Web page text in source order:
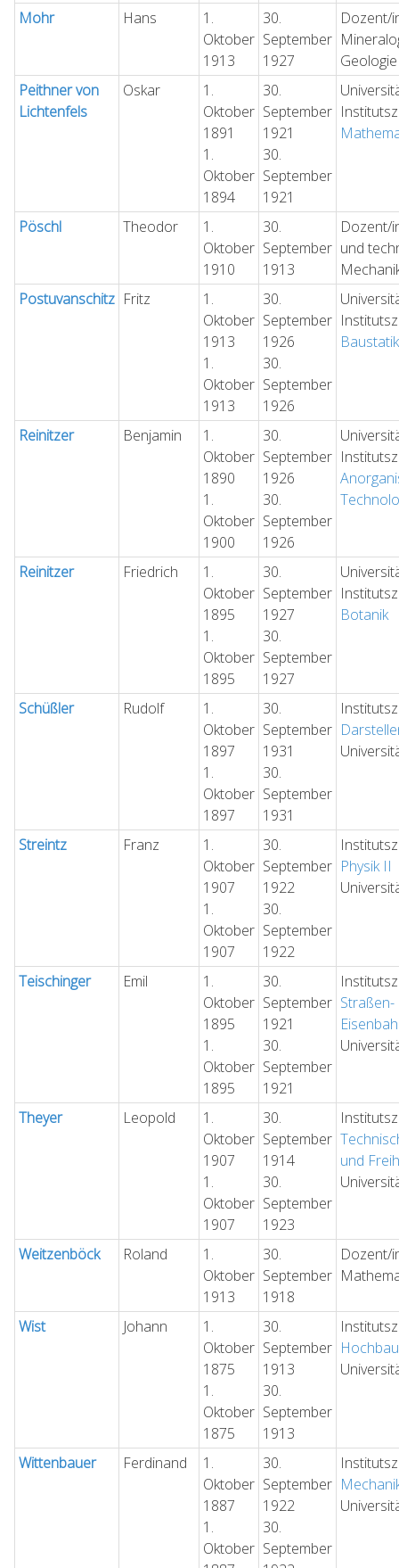
Mohr
Hans
1.
Oktober
1913
30.
September
1927
Dozent/
Geologie
Peithner von
Lichtenfels
Oskar
1.
Oktober
1891
1.
Oktober
1894
30.
September
1921
30.
September
1921
Pöschl Theodor
1.
Oktober
1910
30.
September
1913
Dozent/
und
Postuvanschitz Fritz
1.
Oktober
1913
1.
Oktober
1913
30.
September
1926
30.
September
1926
Baustatik
Reinitzer Benjamin
1.
Oktober
1890
1.
Oktober
1900
30.
September
1926
30.
September
1926
Reinitzer Friedrich
1.
Oktober
1895
1.
Oktober
1895
30.
September
1927
30.
September
1927
Botanik
Schüßler Rudolf
1.
Oktober
1897
1.
Oktober
1897
30.
September
1931
30.
September
1931
Streintz Franz
1.
Oktober
1907
1.
Oktober
1907
30.
September
1922
30.
September
1922
Physik II
Teischinger Emil
1.
Oktober
1895
1.
Oktober
1895
30.
September
1921
30.
September
1921
Straßen-
Theyer Leopold
1.
Oktober
1907
1.
Oktober
1907
30.
September
1914
30.
September
1923
und
Weitzenböck Roland
1.
Oktober
1913
30.
September
1918
Dozent/
Wist Johann
1.
Oktober
1875
1.
Oktober
1875
30.
September
1913
30.
September
1913
Hochbau
Wittenbauer Ferdinand
1.
Oktober
1887
1.
Oktober
30.
September
1922
30.
September